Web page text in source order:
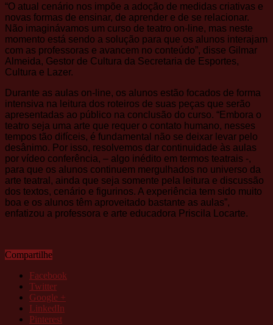
“O atual cenário nos impõe a adoção de medidas criativas e
novas formas de ensinar, de aprender e de se relacionar.
Não imaginávamos um curso de teatro on-line, mas neste
momento está sendo a solução para que os alunos interajam
com as professoras e avancem no conteúdo”, disse Gilmar
Almeida, Gestor de Cultura da Secretaria de Esportes,
Cultura e Lazer.
Durante as aulas on-line, os alunos estão focados de forma
intensiva na leitura dos roteiros de suas peças que serão
apresentadas ao público na conclusão do curso. “Embora o
teatro seja uma arte que requer o contato humano, nesses
tempos tão difíceis, é fundamental não se deixar levar pelo
desânimo. Por isso, resolvemos dar continuidade às aulas
por vídeo conferência, – algo inédito em termos teatrais -,
para que os alunos continuem mergulhados no universo da
arte teatral, ainda que seja somente pela leitura e discussão
dos textos, cenário e figurinos. A experiência tem sido muito
boa e os alunos têm aproveitado bastante as aulas”,
enfatizou a professora e arte educadora Priscila Locarte.
Compartilhe
Facebook
Twitter
Google +
LinkedIn
Pinterest